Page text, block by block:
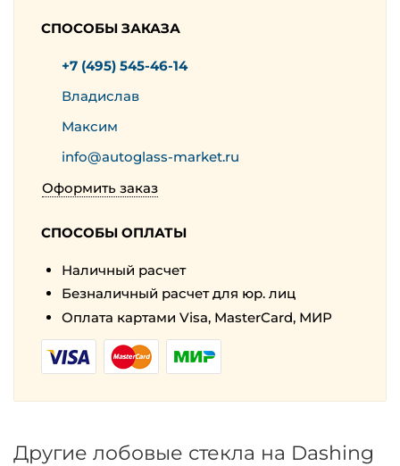
СПОСОБЫ ЗАКАЗА
+7 (495) 545-46-14
Владислав
Максим
info@autoglass-market.ru
Оформить заказ
СПОСОБЫ ОПЛАТЫ
Наличный расчет
Безналичный расчет для юр. лиц
Оплата картами Visa, MasterCard, МИР
Другие лобовые стекла на Dashing